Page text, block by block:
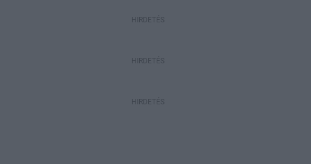
HIRDETÉS
HIRDETÉS
HIRDETÉS